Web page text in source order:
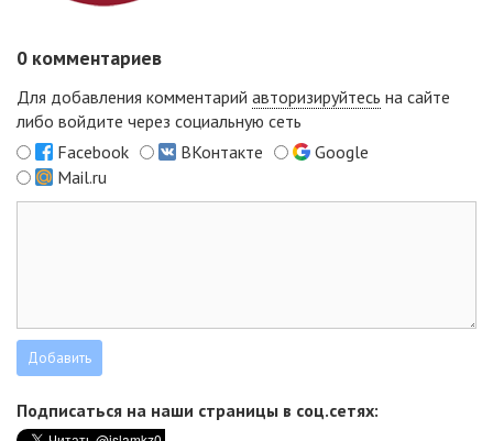
0 комментариев
Для добавления комментарий авторизируйтесь на сайте
либо войдите через социальную сеть
Facebook
ВКонтакте
Google
Mail.ru
Подписаться на наши страницы в соц.сетях: